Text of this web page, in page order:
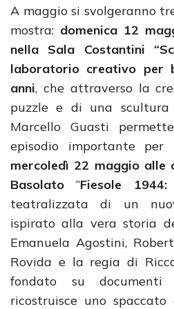
A maggio si svolgeranno
mostra: domenica 12
nella Sala Costantini
laboratorio creativo per
anni, che attraverso la
puzzle e di una scultura
Marcello Guasti
episodio importante
mercoledì 22 maggio alle
Basolato “Fiesole
teatralizzata di un
ispirato alla vera storia
Emanuela Agostini,
Rovida e la regia di
fondato su documenti
ricostruisce uno spaccato